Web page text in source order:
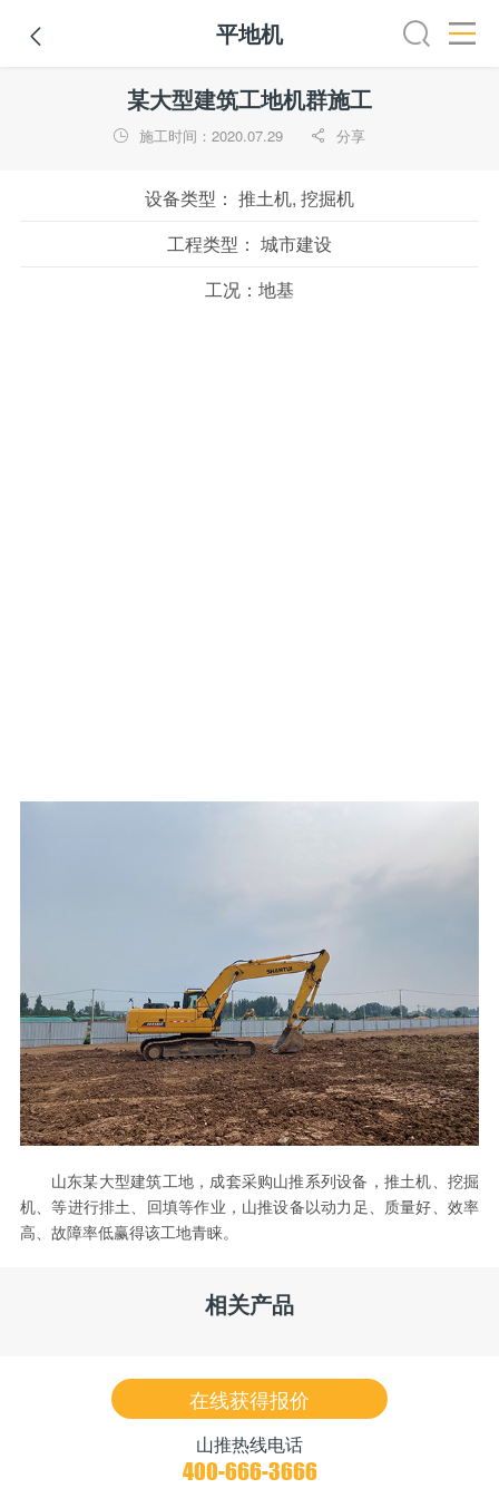
 平地机
推土机 压路机 平地机 装载机
某大型建筑工地机群施工
 施工时间：2020.07.29  分享
设备类型： 推土机, 挖掘机
工程类型： 城市建设
工况： 地基
山东某大型建筑工地，成套采购山推系列设备，推土机、挖掘
机、等进行排土、回填等作业，山推设备以动力足、质量好、效率
高、故障率低赢得该工地青睐。
相关产品
在线获得报价
山推热线电话
400-666-3666